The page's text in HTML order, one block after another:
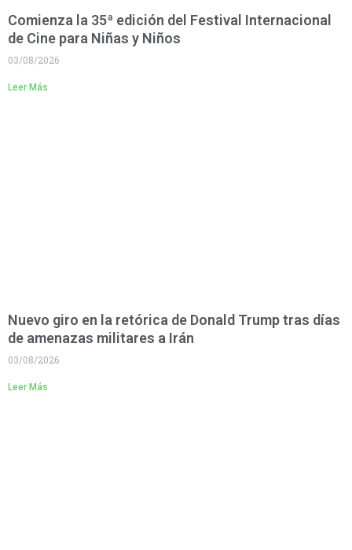
Comienza la 35ª edición del Festival Internacional
de Cine para Niñas y Niños
03/08/2026
Leer Más
Nuevo giro en la retórica de Donald Trump tras días
de amenazas militares a Irán
03/08/2026
Leer Más